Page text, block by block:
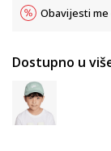
Obavijesti
Dostupno u